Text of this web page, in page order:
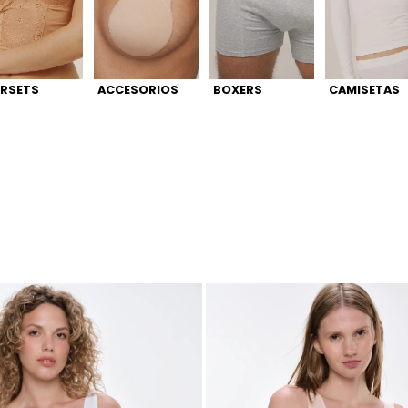
ACCESORIOS BOXERS CAMISETAS